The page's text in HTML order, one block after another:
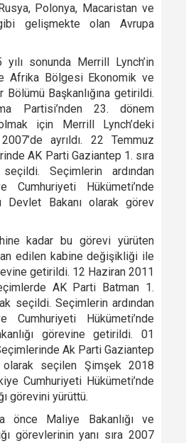
Polonya, Macaristan ve
gelişmekte olan Avrupa
sonunda Merrill Lynch’in
Afrika Bölgesi Ekonomik ve
Bölümü Başkanlığına getirildi.
Partisi’nden 23. dönem
için Merrill Lynch’deki
ayrıldı. 22 Temmuz
AK Parti Gaziantep 1. sıra
Seçimlerin ardından
Cumhuriyeti Hükümeti’nde
Devlet Bakanı olarak görev
kadar bu görevi yürüten
edilen kabine değişikliği ile
getirildi. 12 Haziran 2011
AK Parti Batman 1.
seçildi. Seçimlerin ardından
Cumhuriyeti Hükümeti’nde
görevine getirildi. 01
Ak Parti Gaziantep
seçilen Şimşek 2018
Cumhuriyeti Hükümeti’nde
görevini yürüttü.
önce Maliye Bakanlığı ve
görevlerinin yanı sıra 2007